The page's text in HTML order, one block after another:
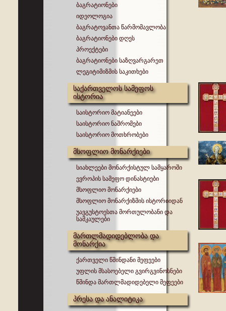
ბაგრატიონები
იდეოლოგია
ბაგრატოვანთა წარმომავლობა
ბაგრატიონები დღეს
პროექტები
ბაგრატიონები საზღვარგარეთ
ლეგიტიმიზმის საკითხები
საქართველოს სამეფოს
ისტორია
საისტორიო მატიანეები
საისტორიო ნაშრომები
საისტორიო მოთხრობები
მსოფლიო მონარქიები
სიახლეები მონარქისტულ სამყაროში
ევროპის სამეფო დინასტიები
მსოფლიო მონარქიები
მსოფლიო მონარქიზმის ისტორიიდან
უავგუსტოესთა მორთულობანი და
სამკაულები
მართლმადიდებლობა და
მონარქია
ქართველი წმინდანი მეფეები
უფლის მსასოებელი გვირგვინოსნები
წმინდა მართლმადიდებელი მეფეები
პრესა და ანალიტიკა